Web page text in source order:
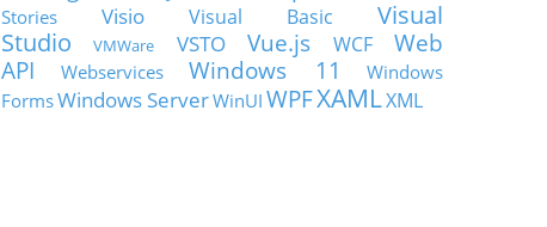
Stories
Visio Visual Basic
Visual
Studio
VMWare VSTO Vue.js WCF
Web
API
Webservices Windows 11
Windows
FormsWindows ServerWinUI WPFXAMLXML